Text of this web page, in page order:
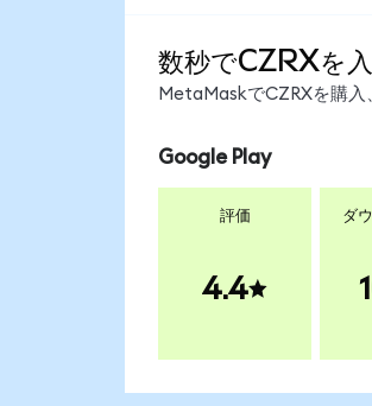
数秒でCZRXを
MetaMaskでCZRXを購入
Google Play
評価
4.4
ダ